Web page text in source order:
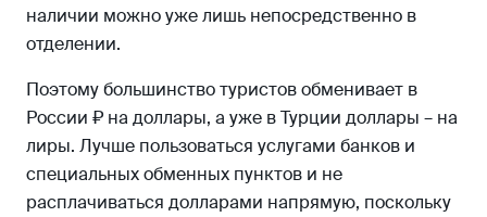
наличии можно уже лишь непосредственно в
отделении.
Поэтому большинство туристов обменивает в
России ₽ на доллары, а уже в Турции доллары – на
лиры. Лучше пользоваться услугами банков и
специальных обменных пунктов и не
расплачиваться долларами напрямую, поскольку